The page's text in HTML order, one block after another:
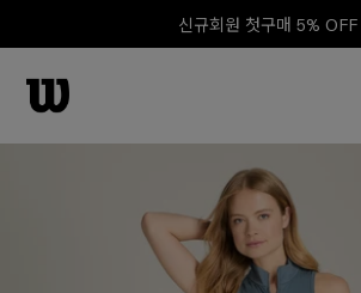
신규회원 첫구매 5% OFF